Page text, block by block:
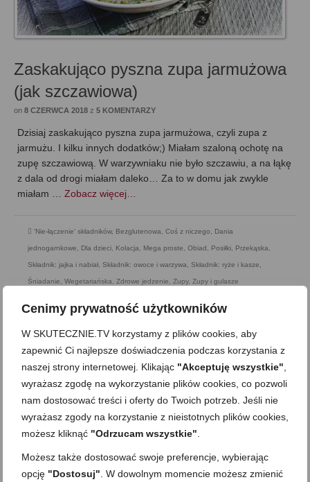
Cenimy prywatność użytkowników
W SKUTECZNIE.TV korzystamy z plików cookies, aby
zapewnić Ci najlepsze doświadczenia podczas korzystania z
naszej strony internetowej. Klikając "Akceptuję wszystkie"
wyrażasz zgodę na wykorzystanie plików cookies, co pozwoli
nam dostosować treści i oferty do Twoich potrzeb. Jeśli nie
wyrażasz zgody na korzystanie z nieistotnych plików cookies,
możesz kliknąć "Odrzucam wszystkie"
Możesz także dostosować swoje preferencje, wybierając
opcję "Dostosuj" . W dowolnym momencie możesz zmienić
Zaskakująco pyszna zupa jarmużowa
(jak szczawiowa)
on 8 CZERWCA 2018 z 5 KOMENTARZY
Dzisiaj zaskakująco pyszna zupa jarmużowa, czyli zupa z
jarmużu. I kilku innych dodatków;) Miałam szaloną ochotę na
zupę szczawiową. W warzywniaku nie było szczawiu, a na łąkę
z dala od drogi miałam daleko… Za to w domu jak zwykle
miałam … Zobacz więcej…
'Nie-łączenie' składników, Bezglutenowa, Coś z niczego, Dania
jednogarnkowe, Dla dzieci, Kolacja, Mega proste, Obiad , Posiłki, Przekąska,
Składnik: jajka i nabiał, Składnik: owoce i warzywa, Składnik: ryże i kasze,
Śniadanie, Wegetariańska, Zdrowe jedzenie, Zupy, Zupy i gulasze